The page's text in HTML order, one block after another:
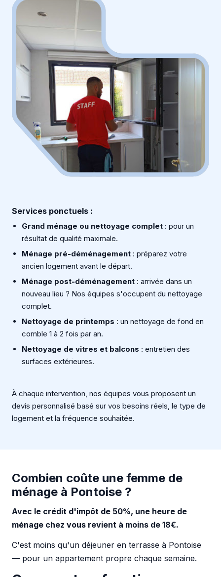
Services ponctuels :
Grand ménage ou nettoyage complet : pour un
résultat de qualité maximale.
Ménage pré-déménagement : préparez votre
ancien logement avant le départ.
Ménage post-déménagement : arrivée dans un
nouveau lieu ? Nos équipes s'occupent du nettoyage
complet.
Nettoyage de printemps : un nettoyage de fond en
comble 1 à 2 fois par an.
Nettoyage de vitres et balcons : entretien des
surfaces extérieures.
À chaque intervention, nos équipes vous proposent un
devis personnalisé basé sur vos besoins réels, le type de
logement et la fréquence souhaitée.
Combien coûte une femme de
ménage à Pontoise ?
Avec le crédit d'impôt de 50%, une heure de
ménage chez vous revient à moins de 18€.
C'est moins qu'un déjeuner en terrasse à Pontoise
— pour un appartement propre chaque semaine.